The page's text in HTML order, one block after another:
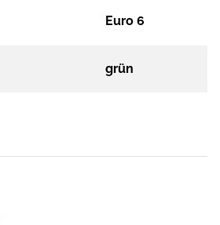
Euro 6
grün